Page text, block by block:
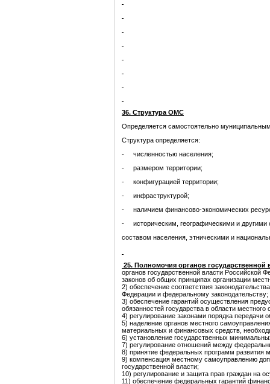
36. Структура ОМС
Определяется самостоятельно
Структура определяется:
- численностью населения;
- размером территории;
- конфигурацией территории;
- инфраструктурой;
- наличием финансово-экономических
- историческим, географическими и другими
составом населения, этническими и
25. Полномочия органов государственной
органов государственной власти Российской
законов об общих принципах организации
2) обеспечение соответствия
Федерации и федеральному законодательству;
3) обеспечение гарантий осуществления
обязанностей государства в области местного
4) регулирование законами порядка передачи
5) наделение органов местного
материальных и финансовых средств,
6) установление государственных
7) регулирование отношений между
8) принятие федеральных программ развития
9) компенсация местному самоуправлению
государственной власти;
10) регулирование и защита прав граждан на
11) обеспечение федеральных гарантий